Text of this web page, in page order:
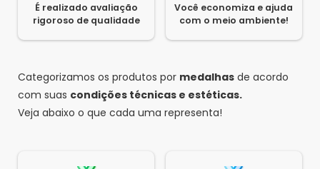
É realizado avaliação
rigoroso de qualidade
Você economiza e ajuda
com o meio ambiente!
Categorizamos os produtos por medalhas de acordo
com suas condições técnicas e estéticas.
Veja abaixo o que cada uma representa!